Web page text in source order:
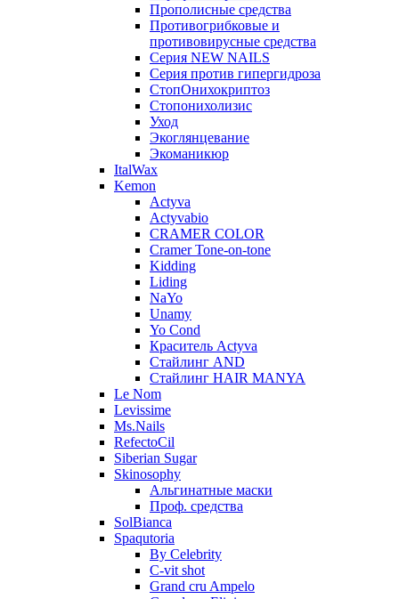
Прополисные средства
Противогрибковые и
противовирусные средства
Серия NEW NAILS
Серия против гипергидроза
СтопОнихокриптоз
Стопонихолизис
Уход
Экоглянцевание
Экоманикюр
ItalWax
Kemon
Actyva
Actyvabio
CRAMER COLOR
Cramer Tone-on-tone
Kidding
Liding
NaYo
Unamy
Yo Cond
Краситель Actyva
Стайлинг AND
Стайлинг HAIR MANYA
Le Nom
Levissime
Ms.Nails
RefectoCil
Siberian Sugar
Skinosophy
Альгинатные маски
Проф. средства
SolBianca
Spaqutoria
By Celebrity
C-vit shot
Grand cru Ampelo